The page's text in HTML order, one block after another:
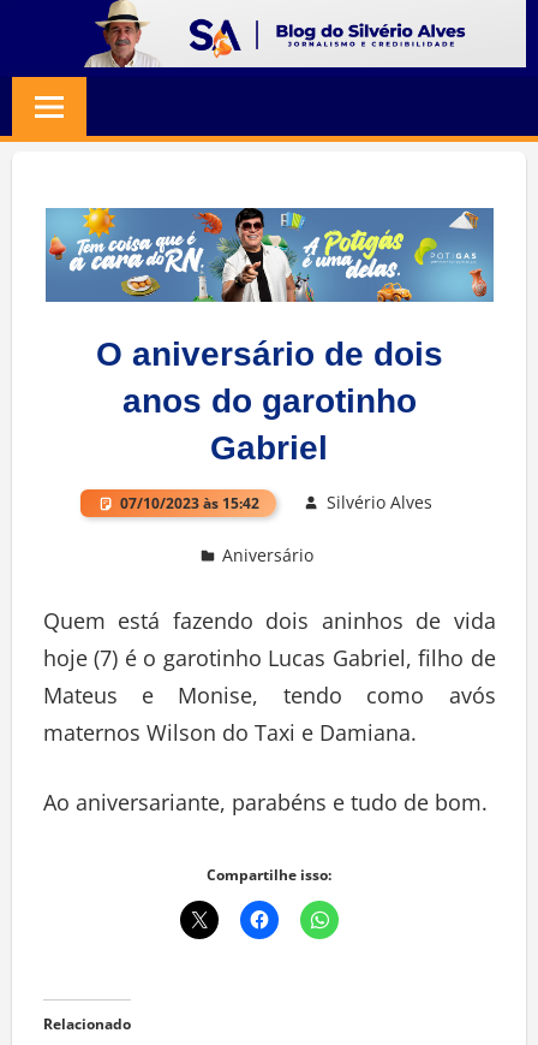
content
SILVERIO
ALVES
Jornalismo
Credibilidade
O aniversário de dois
anos do garotinho
Gabriel
07/10/2023 às 15:42 Silvério Alves
Aniversário
Quem está fazendo dois aninhos de vida
hoje (7) é o garotinho Lucas Gabriel, filho de
Mateus e Monise, tendo como avós
maternos Wilson do Taxi e Damiana.
Ao aniversariante, parabéns e tudo de bom.
Compartilhe isso:
Relacionado